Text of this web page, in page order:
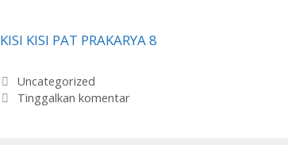
KISI KISI PAT PRAKARYA 8
Kategori
Uncategorized
Tinggalkan komentar